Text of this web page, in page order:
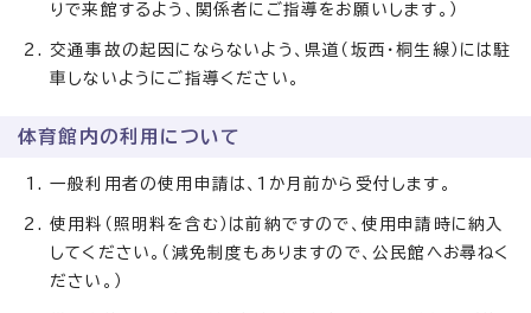
りで来館するよう、関係者にご指導をお願いします。）
交通事故の起因にならないよう、県道（坂西・桐生線）には駐
車しないようにご指導ください。
体育館内の利用について
一般利用者の使用申請は、1か月前から受付します。
使用料（照明料を含む）は前納ですので、使用申請時に納入
してください。（減免制度もありますので、公民館へお尋ねく
ださい。）